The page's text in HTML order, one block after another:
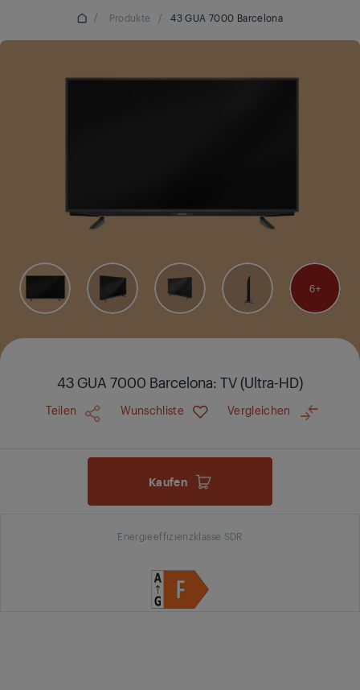
/ Produkte / 43 GUA 7000 Barcelona
6
43 GUA 7000 Barcelona: TV (Ultra-HD)
Teilen Wunschliste Vergleichen
Kaufen
Energieeffizienzklasse SDR